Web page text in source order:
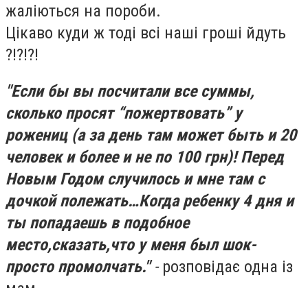
жаліються на пороби.
Цікаво куди ж тоді всі наші гроші йдуть
?!?!?!
"Если бы вы посчитали все суммы,
сколько просят “пожертвовать” у
рожениц (а за день там может быть и 20
человек и более и не по 100 грн)! Перед
Новым Годом случилось и мне там с
дочкой полежать…Когда ребенку 4 дня и
ты попадаешь в подобное
место,сказать,что у меня был шок-
просто промолчать."- розповідає одна із